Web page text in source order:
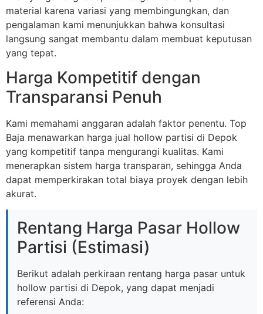
material karena variasi yang membingungkan, dan
pengalaman kami menunjukkan bahwa konsultasi
langsung sangat membantu dalam membuat keputusan
yang tepat.
Harga Kompetitif dengan
Transparansi Penuh
Kami memahami anggaran adalah faktor penentu. Top
Baja menawarkan harga jual hollow partisi di Depok
yang kompetitif tanpa mengurangi kualitas. Kami
menerapkan sistem harga transparan, sehingga Anda
dapat memperkirakan total biaya proyek dengan lebih
akurat.
Rentang Harga Pasar Hollow
Partisi (Estimasi)
Berikut adalah perkiraan rentang harga pasar untuk
hollow partisi di Depok, yang dapat menjadi
referensi Anda: